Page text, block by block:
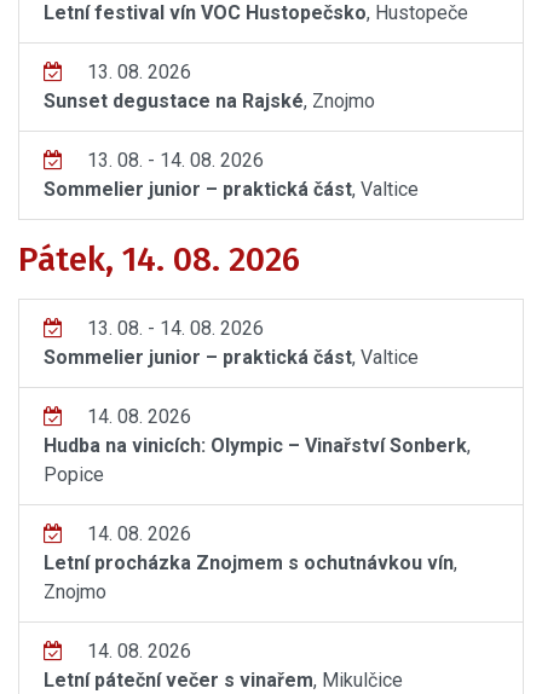
Letní festival vín VOC Hustopečsko, Hustopeče
13. 08. 2026
Sunset degustace na Rajské, Znojmo
13. 08. - 14. 08. 2026
Sommelier junior – praktická část, Valtice
Pátek, 14. 08. 2026
13. 08. - 14. 08. 2026
Sommelier junior – praktická část, Valtice
14. 08. 2026
Hudba na vinicích: Olympic – Vinařství Sonberk,
Popice
14. 08. 2026
Letní procházka Znojmem s ochutnávkou vín,
Znojmo
14. 08. 2026
Letní páteční večer s vinařem, Mikulčice